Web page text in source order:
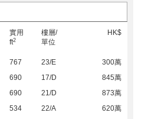
實用
ft2
樓層/
單位
HK$
767 23/E
300萬
690 17/D
845萬
690 21/D
873萬
534 22/A
620萬